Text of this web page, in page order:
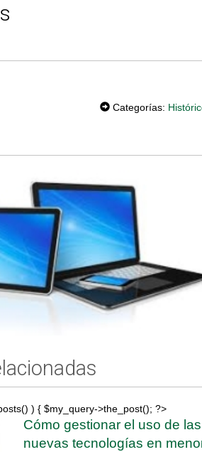
Categorías:
) { $my_query->the_post(); ?>
Cómo gestionar el uso de las
nuevas tecnologías en